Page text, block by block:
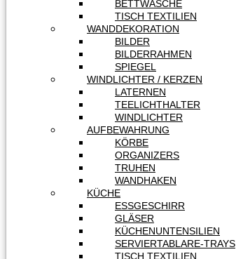
BETTWÄSCHE
TISCH TEXTILIEN
WANDDEKORATION
BILDER
BILDERRAHMEN
SPIEGEL
WINDLICHTER / KERZEN
LATERNEN
TEELICHTHALTER
WINDLICHTER
AUFBEWAHRUNG
KÖRBE
ORGANIZERS
TRUHEN
WANDHAKEN
KÜCHE
ESSGESCHIRR
GLÄSER
KÜCHENUNTENSILIEN
SERVIERTABLARE-TRAYS
TISCH TEXTILIEN